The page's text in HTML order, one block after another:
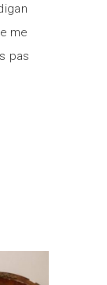
me
pas